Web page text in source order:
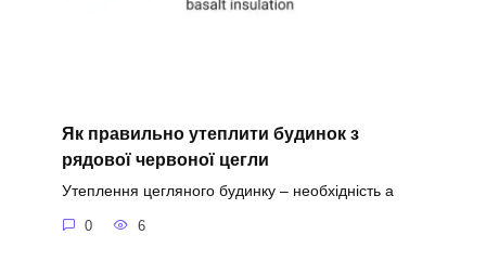
Як правильно утеплити будинок з
рядової червоної цегли
Утеплення цегляного будинку – необхідність а
0 6